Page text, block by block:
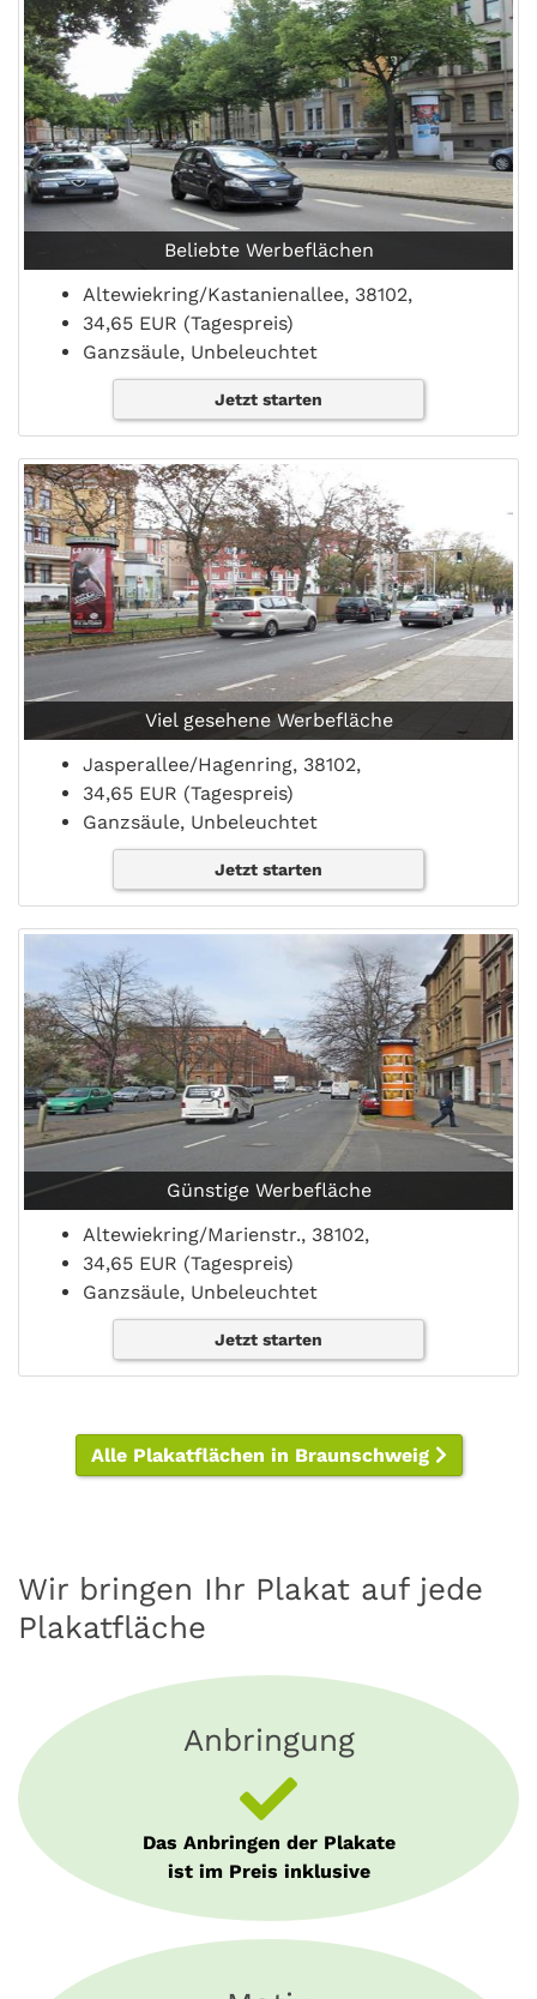
Beliebte Werbeflächen
Altewiekring/Kastanienallee, 38102,
34,65 EUR (Tagespreis)
Ganzsäule, Unbeleuchtet
Jetzt starten
Viel gesehene Werbefläche
Jasperallee/Hagenring, 38102,
34,65 EUR (Tagespreis)
Ganzsäule, Unbeleuchtet
Jetzt starten
Günstige Werbefläche
Altewiekring/Marienstr., 38102,
34,65 EUR (Tagespreis)
Ganzsäule, Unbeleuchtet
Jetzt starten
Alle Plakatflächen in Braunschweig
Wir bringen Ihr Plakat auf jede
Plakatfläche
Anbringung
Das Anbringen der Plakate
ist im Preis inklusive